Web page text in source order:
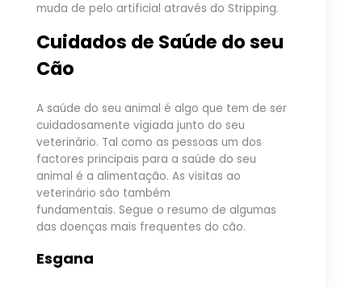
muda de pelo artificial através do Stripping.
Cuidados de Saúde do seu
Cão
A saúde do seu animal é algo que tem de ser
cuidadosamente vigiada junto do seu
veterinário. Tal como as pessoas um dos
factores principais para a saúde do seu
animal é a alimentação. As visitas ao
veterinário são também
fundamentais. Segue o resumo de algumas
das doenças mais frequentes do cão.
Esgana